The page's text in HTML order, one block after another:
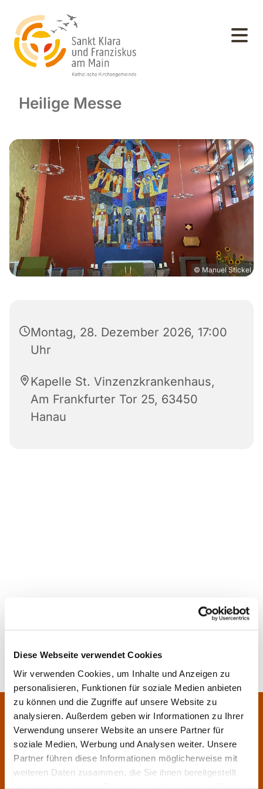
Diese Webseite verwendet Cookies
Wir verwenden Cookies, um Inhalte und Anzeigen zu
personalisieren, Funktionen für soziale Medien anbieten
zu können und die Zugriffe auf unsere Website zu
analysieren. Außerdem geben wir Informationen zu Ihrer
Verwendung unserer Website an unsere Partner für
soziale Medien, Werbung und Analysen weiter. Unsere
Partner führen diese Informationen möglicherweise mit
weiteren Daten zusammen, die Sie ihnen bereitgestellt
Heilige Messe
© Manuel Stickel
Montag, 28. Dezember 2026, 17:00
Uhr
Kapelle St. Vinzenzkrankenhaus,
Am Frankfurter Tor 25, 63450
Hanau
Pfarrei Sankt Klara und Franziskus am Main
Zentrales Pfarrbüro:
Im Bangert 8,63450 Hanau
06181 9230070
pfarrei.klara-franziskus@bistum-fulda.de